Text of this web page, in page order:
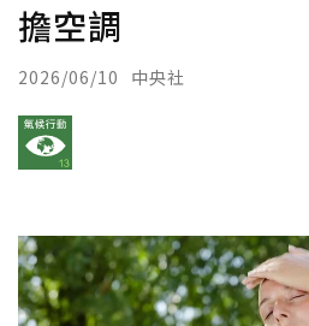
擔空調
2026/06/10 中央社